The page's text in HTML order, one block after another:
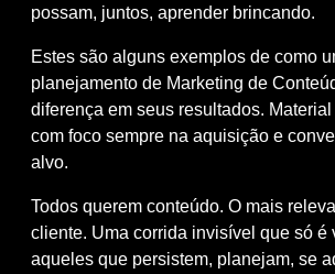
possam, juntos, aprender brincando.
Estes são alguns exemplos de como
planejamento de Marketing de
diferença em seus resultados.
com foco sempre na aquisição e
alvo.
Todos querem conteúdo. O mais
cliente. Uma corrida invisível que só é
aqueles que persistem, planejam, se